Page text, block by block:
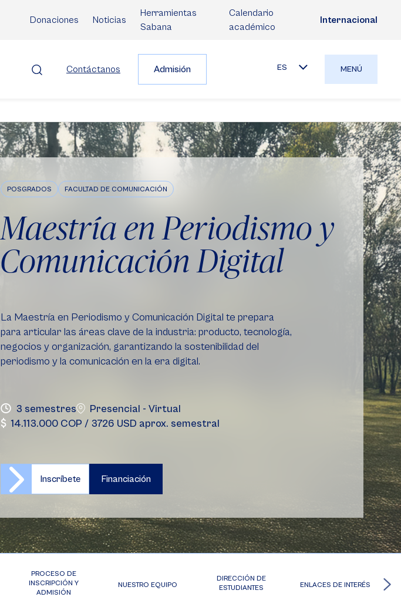
Donaciones Noticias
Herramientas
Sabana
Calendario
académico
Internacional
Contáctanos Admisión ES MENÚ
POSGRADOS FACULTAD DE COMUNICACIÓN
Maestría en Periodismo y
Comunicación Digital
La Maestría en Periodismo y Comunicación Digital te prepara
para articular las áreas clave de la industria: producto, tecnología,
negocios y organización, garantizando la sostenibilidad del
periodismo y la comunicación en la era digital.
3 semestres
Presencial - Virtual
14.113.000 COP / 3726 USD aprox. semestral
Inscríbete Financiación
PROCESO DE
INSCRIPCIÓN Y
ADMISIÓN
NUESTRO EQUIPO
DIRECCIÓN DE
ESTUDIANTES
ENLACES DE INTERÉS